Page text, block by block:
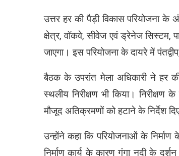
उत्तर हर की पैड़ी विकास परियोजना
क्षेत्र, वॉकवे, सीवेज एवं ड्रेनेज सिस्टम,
जाएगा। इस परियोजना के दायरे में
बैठक के उपरांत मेला अधिकारी ने हर
स्थलीय निरीक्षण भी किया। निरीक्षण
मौजूद अतिक्रमणों को हटाने के निर्देश
उन्होंने कहा कि परियोजनाओं के
निर्माण कार्य के कारण गंगा नदी के